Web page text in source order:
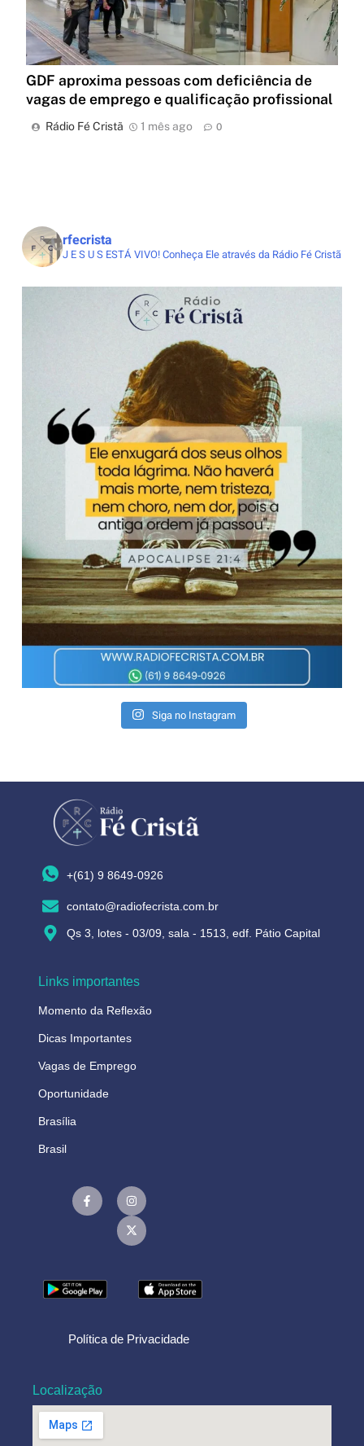
GDF aproxima pessoas com deficiência de
vagas de emprego e qualificação profissional
Rádio Fé Cristã 1 mês ago 0
rfecrista
J E S U S ESTÁ VIVO!Conheça Ele através da Rádio Fé Cristã
Siga no Instagram
+(61) 9 8649-0926
contato@radiofecrista.com.br
Qs 3, lotes - 03/09, sala - 1513, edf. Pátio Capital
Links importantes
Momento da Reflexão
Dicas Importantes
Vagas de Emprego
Oportunidade
Brasília
Brasil
Política de Privacidade
Localização